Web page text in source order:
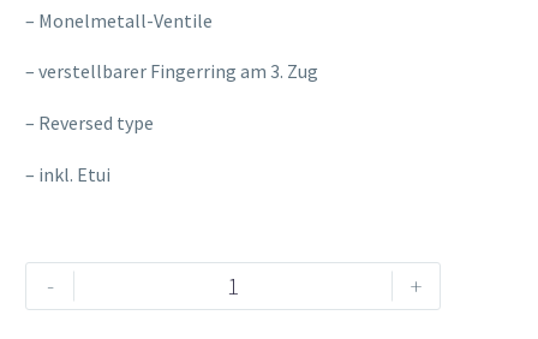
– Monelmetall-Ventile
– verstellbarer Fingerring am 3. Zug
– Reversed type
– inkl. Etui
-
Yamaha
YTR-
+
Alternative: